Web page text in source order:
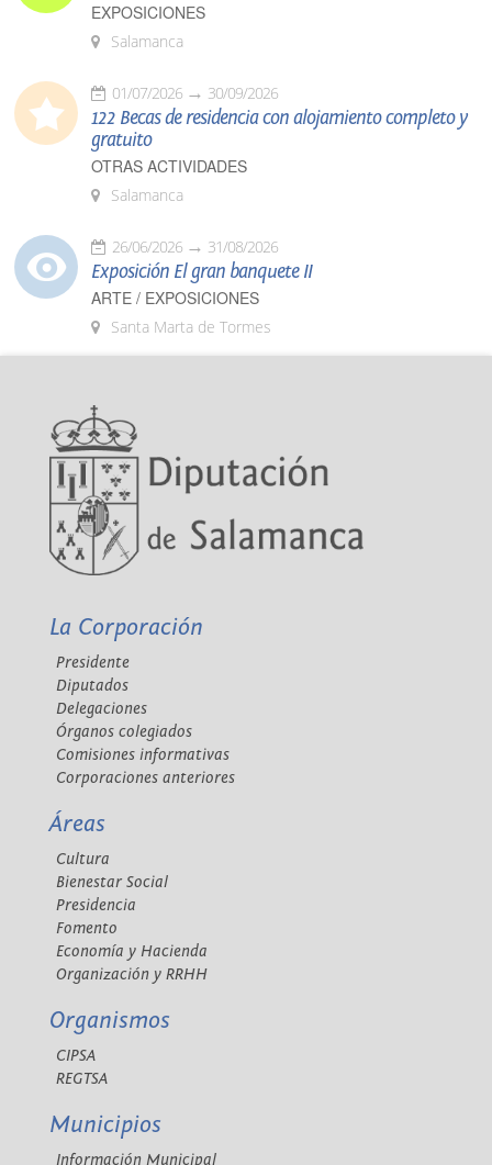
EXPOSICIONES
Salamanca
01/07/2026 30/09/2026
122 Becas de residencia con alojamiento completo y
gratuito
OTRAS ACTIVIDADES
Salamanca
26/06/2026 31/08/2026
Exposición El gran banquete II
ARTE / EXPOSICIONES
Santa Marta de Tormes
La Corporación
Presidente
Diputados
Delegaciones
Órganos colegiados
Comisiones informativas
Corporaciones anteriores
Áreas
Cultura
Bienestar Social
Presidencia
Fomento
Economía y Hacienda
Organización y RRHH
Organismos
CIPSA
REGTSA
Municipios
Información Municipal